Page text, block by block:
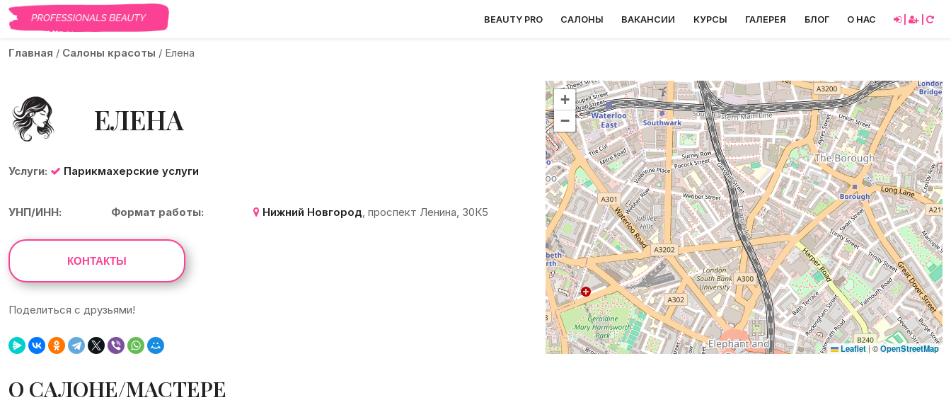
BEAUTY PRO САЛОНЫ ВАКАНСИИ КУРСЫ ГАЛЕРЕЯ БЛОГ О НАС | |
Главная / Салоны красоты / Елена
ЕЛЕНА
Услуги: Парикмахерские услуги
УНП/ИНН: Формат работы: Нижний Новгород, проспект Ленина, 30К5
КОНТАКТЫ
Поделиться с друзьями!
+
−
Leaflet| ©OpenStreetMap
О САЛОНЕ/МАСТЕРЕ